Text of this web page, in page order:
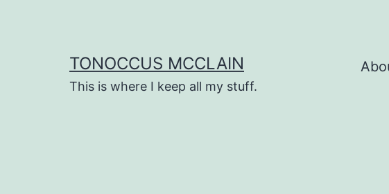
TONOCCUS MCCLAIN
This is where I keep all my stuff.